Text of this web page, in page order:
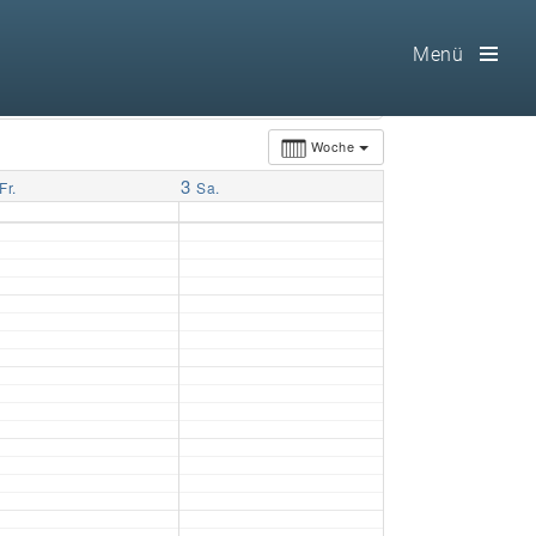
100 F.A.Q.
Menü
Woche
Fr. 3 Sa.